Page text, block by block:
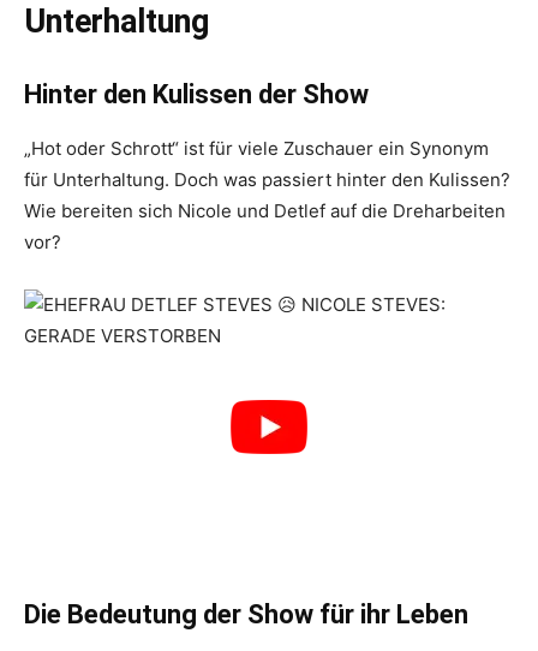
Unterhaltung
Hinter den Kulissen der Show
„Hot oder Schrott“ ist für viele Zuschauer ein Synonym
für Unterhaltung. Doch was passiert hinter den Kulissen?
Wie bereiten sich Nicole und Detlef auf die Dreharbeiten
vor?
Die Bedeutung der Show für ihr Leben